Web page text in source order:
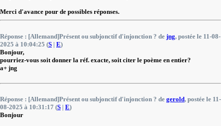
Merci d'avance pour de possibles réponses.
Réponse : [Allemand]Présent ou subjonctif d'injonction ? de jng, postée le 11-08-
2025 à 10:04:25 (S | E)
Bonjour,
pourriez-vous soit donner la réf. exacte, soit citer le poème en entier?
a+ jng
Réponse : [Allemand]Présent ou subjonctif d'injonction ? de gerold, postée le 11-
08-2025 à 10:31:17 (S | E)
Bonjour